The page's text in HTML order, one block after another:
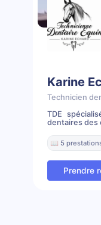
Karine
Technicien
TDE
dentaires des
📖 5
Prendre